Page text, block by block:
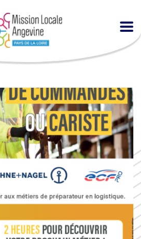
ou cariste